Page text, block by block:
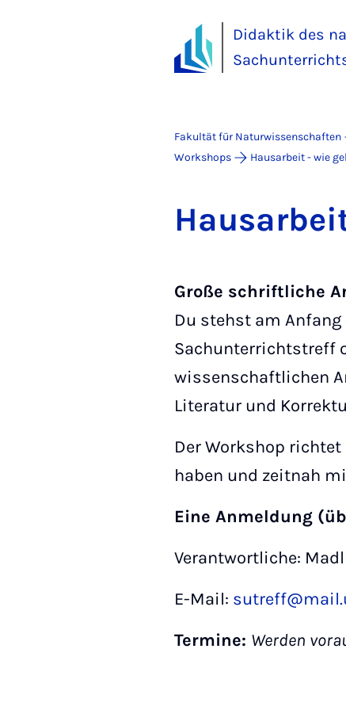
Didaktik des
Fakultät für Naturwissenschaften
Workshops
Hausarbeit - wie
Große schriftliche
Du stehst am
Sachunterrichtstreff
wissenschaftlichen
Literatur und
Der Workshop
haben und zeitnah
Eine Anmeldung
Verantwortliche:
E-Mail:
Termine: Werden